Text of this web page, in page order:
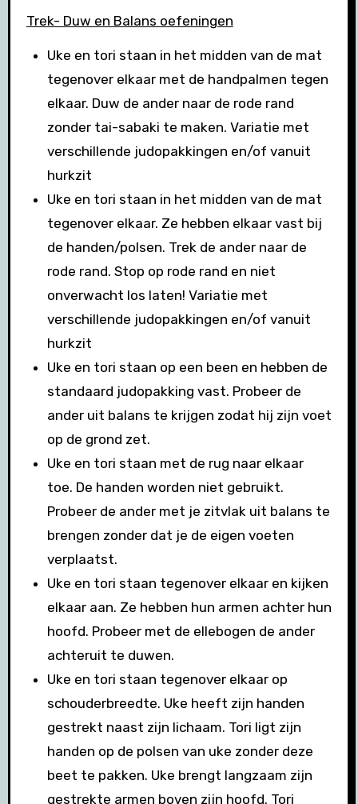
Trek- Duw en Balans oefeningen
Uke en tori staan in het midden van de mat
tegenover elkaar met de handpalmen tegen
elkaar. Duw de ander naar de rode rand
zonder tai-sabaki te maken. Variatie met
verschillende judopakkingen en/of vanuit
hurkzit
Uke en tori staan in het midden van de mat
tegenover elkaar. Ze hebben elkaar vast bij
de handen/polsen. Trek de ander naar de
rode rand. Stop op rode rand en niet
onverwacht los laten! Variatie met
verschillende judopakkingen en/of vanuit
hurkzit
Uke en tori staan op een been en hebben de
standaard judopakking vast. Probeer de
ander uit balans te krijgen zodat hij zijn voet
op de grond zet.
Uke en tori staan met de rug naar elkaar
toe. De handen worden niet gebruikt.
Probeer de ander met je zitvlak uit balans te
brengen zonder dat je de eigen voeten
verplaatst.
Uke en tori staan tegenover elkaar en kijken
elkaar aan. Ze hebben hun armen achter hun
hoofd. Probeer met de ellebogen de ander
achteruit te duwen.
Uke en tori staan tegenover elkaar op
schouderbreedte. Uke heeft zijn handen
gestrekt naast zijn lichaam. Tori ligt zijn
handen op de polsen van uke zonder deze
beet te pakken. Uke brengt langzaam zijn
gestrekte armen boven zijn hoofd. Tori